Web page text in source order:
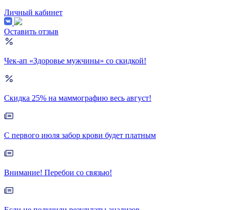
Личный кабинет
Оставить отзыв
Чек-ап «Здоровье мужчины» со скидкой!
Скидка 25% на маммографию весь август!
С первого июля забор крови будет платным
Внимание! Перебои со связью!